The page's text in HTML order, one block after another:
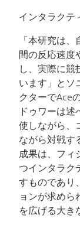
インタラクテ
「本研究は
間の反応速度
し、実際に競
います」とソ
クターでAce
ドゥワーは
使しながら、
ながら対戦す
成果は、フィ
つインタラク
すものであり
ョンが求め
を広げる大き